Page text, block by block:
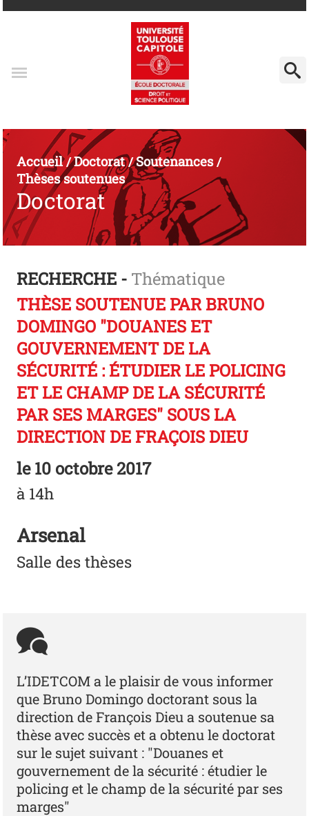
Accueil/Doctorat/Soutenances/
Thèses soutenues
Doctorat
RECHERCHE - Thématique
THÈSE SOUTENUE PAR BRUNO
DOMINGO "DOUANES ET
GOUVERNEMENT DE LA
SÉCURITÉ : ÉTUDIER LE POLICING
ET LE CHAMP DE LA SÉCURITÉ
PAR SES MARGES" SOUS LA
DIRECTION DE FRAÇOIS DIEU
le10 octobre 2017
à 14h
Arsenal
Salle des thèses
L’IDETCOM a le plaisir de vous informer
que Bruno Domingo doctorant sous la
direction de François Dieu a soutenue sa
thèse avec succès et a obtenu le doctorat
sur le sujet suivant : "Douanes et
gouvernement de la sécurité : étudier le
policing et le champ de la sécurité par ses
marges"